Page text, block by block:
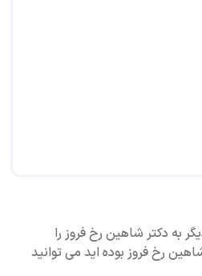
به دکتر شاهین رخ فروز را
رخ فروز بوده اید می توانید